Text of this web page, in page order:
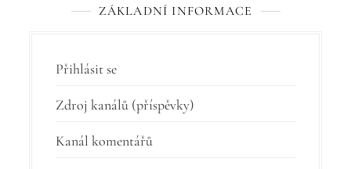
ZÁKLADNÍ INFORMACE
Přihlásit se
Zdroj kanálů (příspěvky)
Kanál komentářů